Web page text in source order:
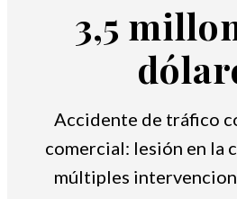
3,5
Accidente de tráfico
comercial: lesión en la
múltiples